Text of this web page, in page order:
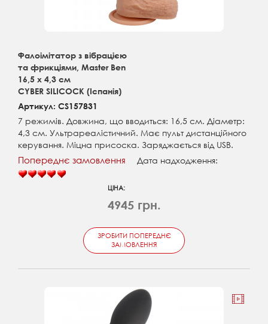
Фалоімітатор з вібрацією
та фрикціями, Master Ben
16,5 х 4,3 см
CYBER SILICOCK (Іспанія)
Артикул: CS157831
7 режимів. Довжина, що вводиться: 16,5 см. Діаметр:
4,3 см. Ультрареалістичний. Має пульт дистанційного
керування. Міцна присоска. Заряджається від USB.
Попереднє замовлення Дата надходження:
ЦІНА:
4945 грн.
ЗРОБИТИ ПОПЕРЕДНЄ
ЗАМОВЛЕННЯ